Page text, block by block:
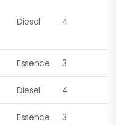
Diesel 4
Essence 3
Diesel 4
Essence 3